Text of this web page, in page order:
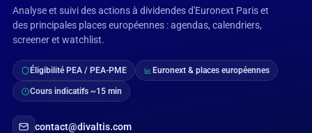
Analyse et suivi des actions à dividendes d'Euronext Paris et
des principales places européennes : agendas, calendriers,
screener et watchlist.
Éligibilité PEA / PEA-PME Euronext & places européennes
Cours indicatifs ~15 min
contact@divaltis.com